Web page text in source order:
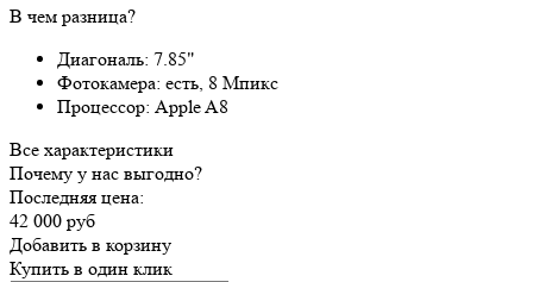
В чем разница?
Диагональ: 7.85"
Фотокамера: есть, 8 Мпикс
Процессор: Apple A8
Все характеристики
Почему у нас выгодно?
Последняя цена:
42 000 руб
Добавить в корзину
Купить в один клик